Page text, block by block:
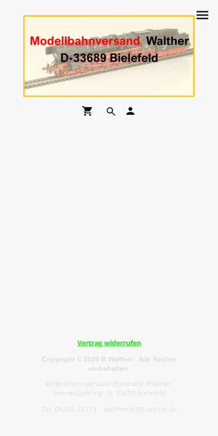
Vertrag widerrufen
Copyright © 2026 B.Walther. Alle Rechte
vorbehalten.
Modellbahnversand Burkhard Walther,
Sennestadtring 15, 33689 Bielefeld
Tel. 05205-21213 waltherbi@t-online.de